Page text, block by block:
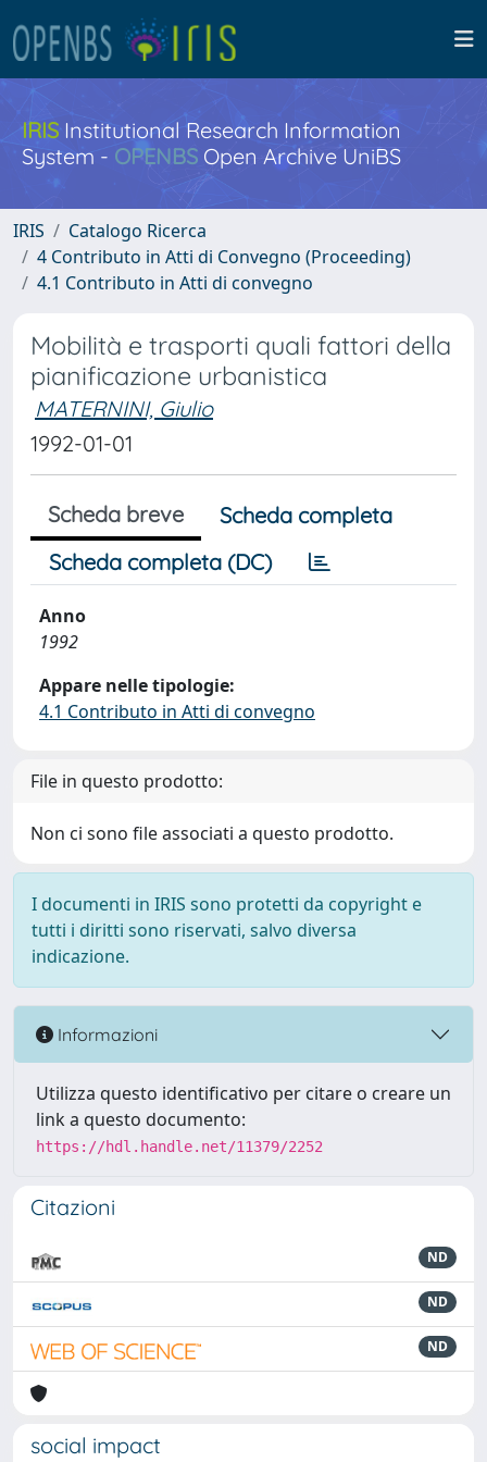
IRISInstitutional Research Information
System - OPENBS Open Archive UniBS
IRIS
Catalogo Ricerca
4 Contributo in Atti di Convegno (Proceeding)
4.1 Contributo in Atti di convegno
Mobilità e trasporti quali fattori della
pianificazione urbanistica
MATERNINI, Giulio
1992-01-01
Scheda breve
Scheda completa
Scheda completa (DC)
Anno
1992
Appare nelle tipologie:
4.1 Contributo in Atti di convegno
File in questo prodotto:
Non ci sono file associati a questo prodotto.
I documenti in IRIS sono protetti da copyright e
tutti i diritti sono riservati, salvo diversa
indicazione.
Informazioni
Utilizza questo identificativo per citare o creare un
link a questo documento:
https://hdl.handle.net/11379/2252
Citazioni
ND
ND
ND
social impact